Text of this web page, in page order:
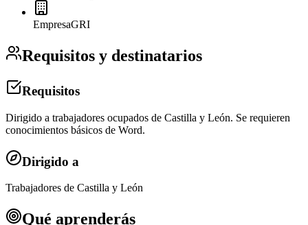
EmpresaGRI
Requisitos y destinatarios
Requisitos
Dirigido a trabajadores ocupados de Castilla y León. Se requieren
conocimientos básicos de Word.
Dirigido a
Trabajadores de Castilla y León
Qué aprenderás